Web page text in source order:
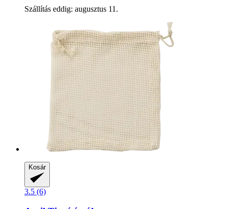
Szállítás eddig: augusztus 11.
Kosár
3.5 (6)